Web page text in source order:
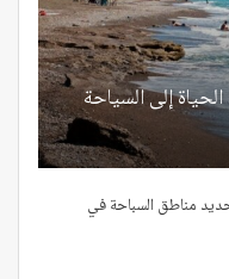
إلى السياحة
مناطق السباحة في